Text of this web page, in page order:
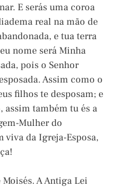
E serás uma coroa
real na mão de
e tua terra
nome será Minha
pois o Senhor
Assim como o
filhos te desposam; e
assim também tu és a
Mulher do
viva da Igreja-Esposa,
A Antiga Lei